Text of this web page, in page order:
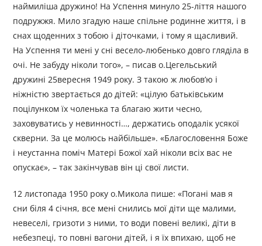
наймиліша дружино! На Успення минуло 25-ліття нашого
подружжя. Мило згадую наше спільне родинне життя, і в
снах щоденних з тобою і діточками, і тому я щасливий.
На Успення ти мені у сні весело-любенько довго гляділа в
очі. Не забуду ніколи того», – писав о.Цегельський
дружині 25вересня 1949 року. З такою ж любов’ю і
ніжністю звертається до дітей: «цілую батьківським
поцілунком їх чоленька та благаю жити чесно,
заховуватись у невинності…, держатись оподалік усякої
скверни. За це молюсь найбільше». «Благословення Боже
і неустанна поміч Матері Божої хай ніколи всіх вас не
опускає», – так закінчував він ці свої листи.
12 листопада 1950 року о.Микола пише: «Погані мав я
сни біля 4 січня, все мені снились мої діти ще малими,
невеселі, гризоти з ними, то води повені великі, діти в
небезпеці, то повні вагони дітей, і я їх впихаю, щоб не